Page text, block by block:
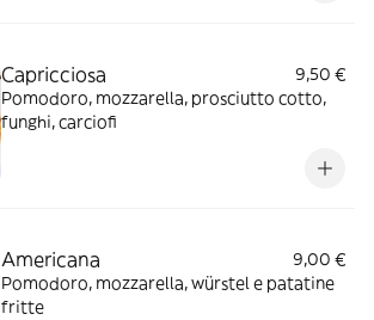
Capricciosa
9,50 €
Pomodoro, mozzarella, prosciutto cotto,
funghi, carciofi
Americana
9,00 €
Pomodoro, mozzarella, würstel e patatine
fritte